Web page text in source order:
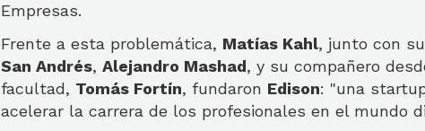
Empresas.
Frente a esta problemática, Matías Kahl, junto con
San Andrés, Alejandro Mashad, y su compañero
facultad, Tomás Fortín, fundaron Edison: "una
acelerar la carrera de los profesionales en el mundo